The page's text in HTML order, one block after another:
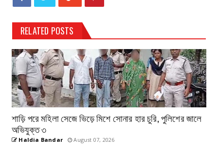
RELATED POSTS
শাড়ি পরে মহিলা সেজে ভিড়ে মিশে সোনার হার চুরি, পুলিশের জালে
অভিযুক্ত ৩
Haldia Bandar August 07, 2026